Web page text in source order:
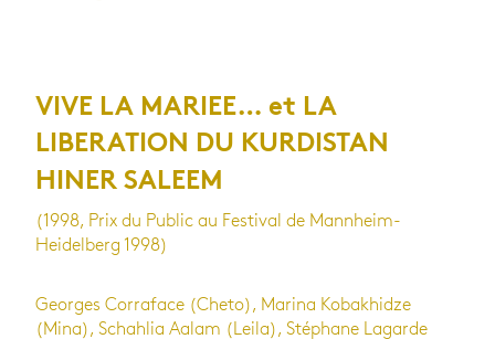
VIVE LA MARIEE… et LA
LIBERATION DU KURDISTAN
HINER SALEEM
(1998, Prix du Public au Festival de Mannheim-
Heidelberg 1998)
Georges Corraface (Cheto), Marina Kobakhidze
(Mina), Schahlia Aalam (Leila), Stéphane Lagarde